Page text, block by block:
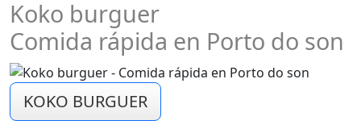
Koko burguer
Comida rápida en Porto do son
KOKO BURGUER